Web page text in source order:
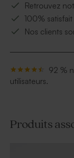
Retrouvez
100%
Nos clients
92 %
utilisateurs.
Produits